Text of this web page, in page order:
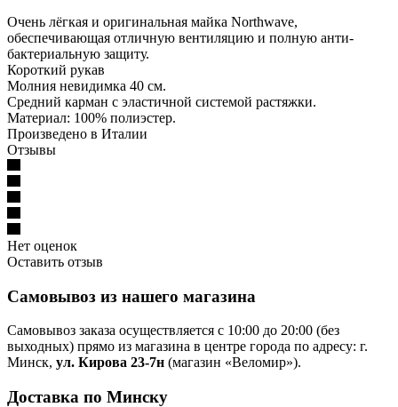
Очень лёгкая и оригинальная майка Northwave,
обеспечивающая отличную вентиляцию и полную анти-
бактериальную защиту.
Короткий рукав
Молния невидимка 40 см.
Средний карман с эластичной системой растяжки.
Материал: 100% полиэстер.
Произведено в Италии
Отзывы
Нет оценок
Оставить отзыв
Самовывоз из нашего магазина
Самовывоз заказа осуществляется с 10:00 до 20:00 (без
выходных) прямо из магазина в центре города по адресу: г.
Минск, ул. Кирова 23-7н (магазин «Веломир»).
Доставка по Минску